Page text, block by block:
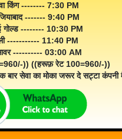
किंग -------- 7:30 PM
------- 9:40 PM
गोल्ड -------- 10:30 PM
----------- 11:40 PM
---------- 03:00 AM
)) ((हरूफ़ रेट 100=960/-))
सेवा का मोका जरूर दे सट्टा कंपनी